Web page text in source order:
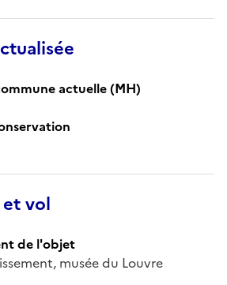
actuelle (MH)
vol
de l'objet
musée du Louvre